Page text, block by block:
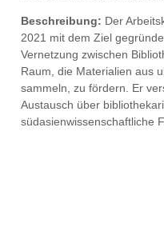
Beschreibung: Der
2021 mit dem Ziel
Vernetzung zwischen
Raum, die Materialien aus
sammeln, zu fördern. Er
Austausch über
südasienwissenschaftliche